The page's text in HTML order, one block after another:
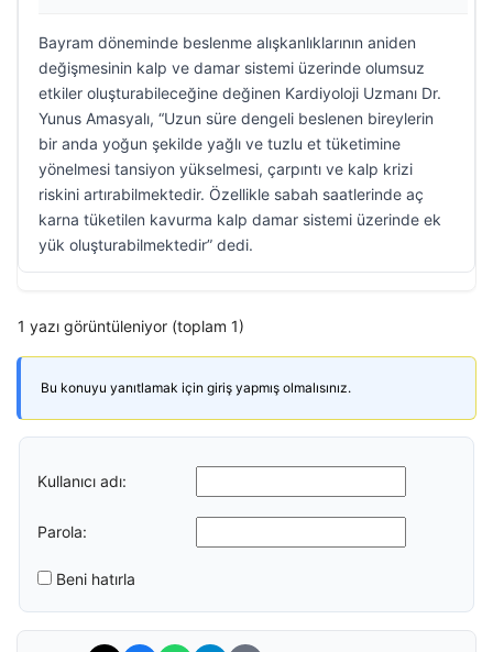
Bayram döneminde beslenme alışkanlıklarının aniden
değişmesinin kalp ve damar sistemi üzerinde olumsuz
etkiler oluşturabileceğine değinen Kardiyoloji Uzmanı Dr.
Yunus Amasyalı, “Uzun süre dengeli beslenen bireylerin
bir anda yoğun şekilde yağlı ve tuzlu et tüketimine
yönelmesi tansiyon yükselmesi, çarpıntı ve kalp krizi
riskini artırabilmektedir. Özellikle sabah saatlerinde aç
karna tüketilen kavurma kalp damar sistemi üzerinde ek
yük oluşturabilmektedir” dedi.
1 yazı görüntüleniyor (toplam 1)
Bu konuyu yanıtlamak için giriş yapmış olmalısınız.
Kullanıcı adı:
Parola:
Beni hatırla